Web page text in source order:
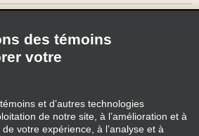
mondiales
des témoins
votre
et d’autres technologies
de notre site, à l’amélioration et à
votre expérience, à l’analyse et à